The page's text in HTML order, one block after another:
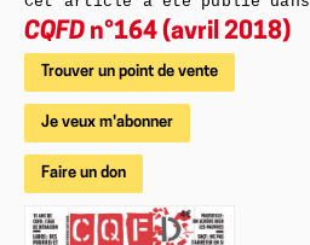
CQFD n°164 (avril 2018)
Trouver un point de vente
Je veux m'abonner
Faire un don